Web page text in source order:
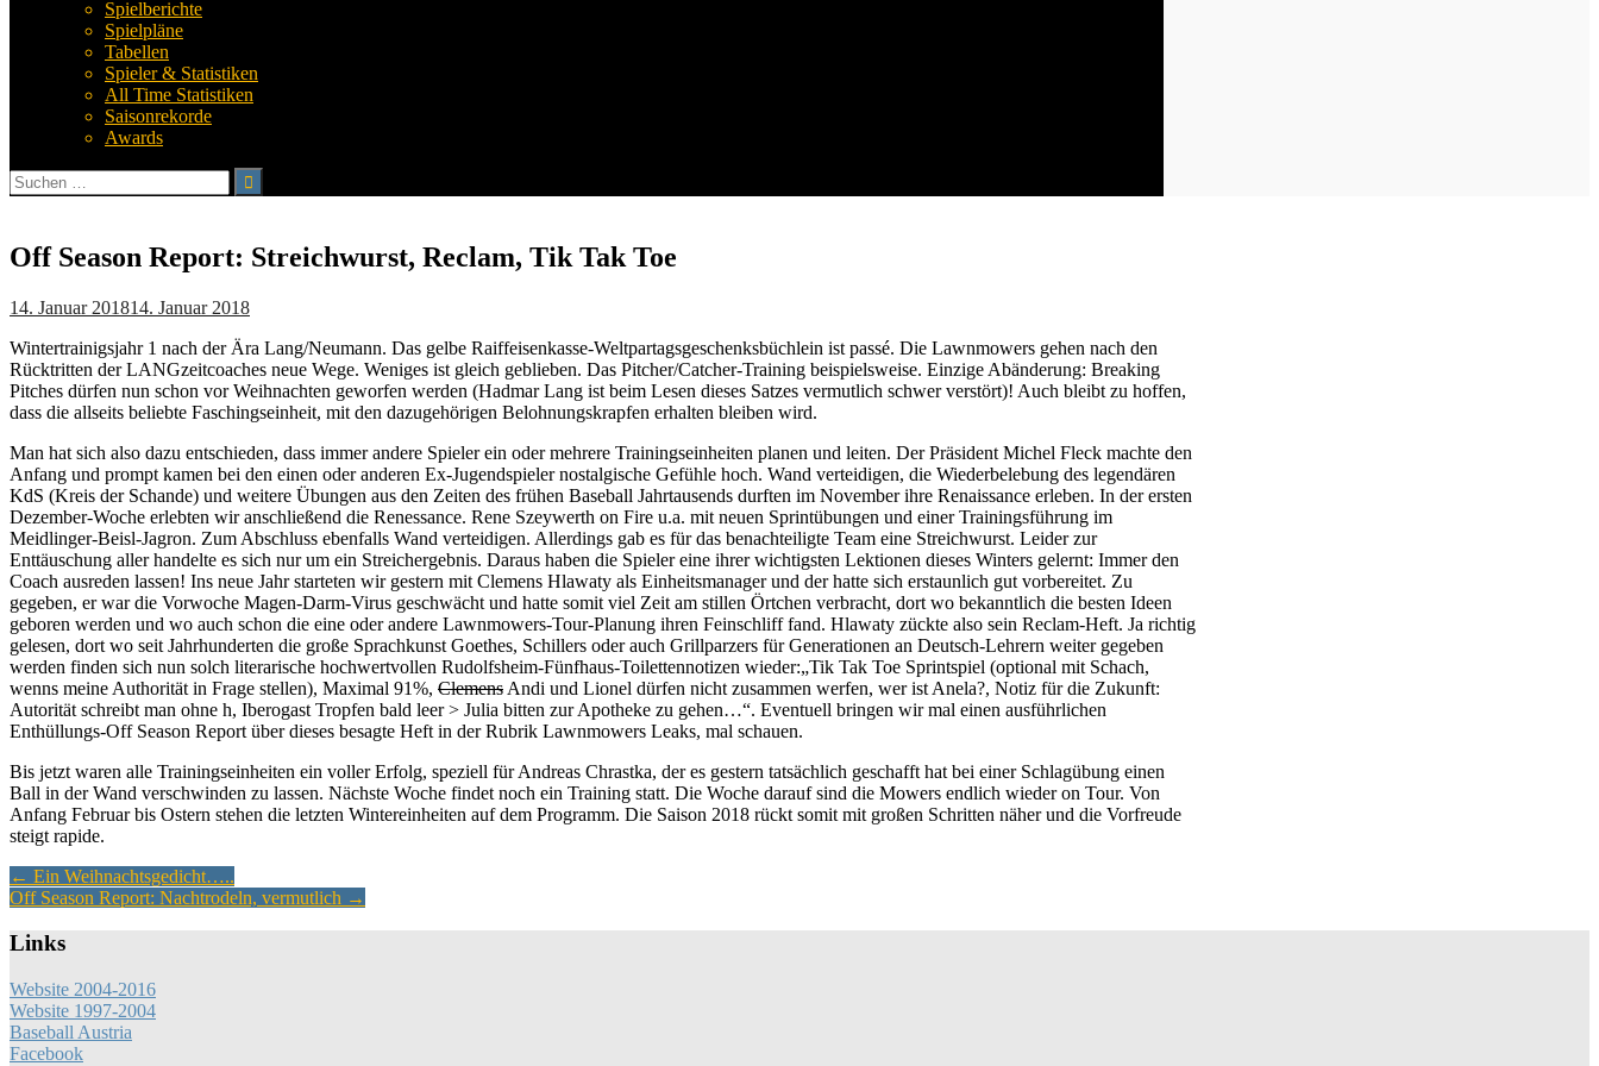
Spielberichte
Spielpläne
Tabellen
Spieler & Statistiken
All Time Statistiken
Saisonrekorde
Awards
Suchen
nach:
Off Season Report: Streichwurst, Reclam, Tik Tak Toe
14. Januar 201814. Januar 2018
Wintertrainigsjahr 1 nach der Ära Lang/Neumann. Das gelbe Raiffeisenkasse-Weltpartagsgeschenksbüchlein ist passé. Die Lawnmowers gehen nach den
Rücktritten der LANGzeitcoaches neue Wege. Weniges ist gleich geblieben. Das Pitcher/Catcher-Training beispielsweise. Einzige Abänderung: Breaking
Pitches dürfen nun schon vor Weihnachten geworfen werden (Hadmar Lang ist beim Lesen dieses Satzes vermutlich schwer verstört)! Auch bleibt zu hoffen,
dass die allseits beliebte Faschingseinheit, mit den dazugehörigen Belohnungskrapfen erhalten bleiben wird.
Man hat sich also dazu entschieden, dass immer andere Spieler ein oder mehrere Trainingseinheiten planen und leiten. Der Präsident Michel Fleck machte den
Anfang und prompt kamen bei den einen oder anderen Ex-Jugendspieler nostalgische Gefühle hoch. Wand verteidigen, die Wiederbelebung des legendären
KdS (Kreis der Schande) und weitere Übungen aus den Zeiten des frühen Baseball Jahrtausends durften im November ihre Renaissance erleben. In der ersten
Dezember-Woche erlebten wir anschließend die Renessance. Rene Szeywerth on Fire u.a. mit neuen Sprintübungen und einer Trainingsführung im
Meidlinger-Beisl-Jagron. Zum Abschluss ebenfalls Wand verteidigen. Allerdings gab es für das benachteiligte Team eine Streichwurst. Leider zur
Enttäuschung aller handelte es sich nur um ein Streichergebnis. Daraus haben die Spieler eine ihrer wichtigsten Lektionen dieses Winters gelernt: Immer den
Coach ausreden lassen! Ins neue Jahr starteten wir gestern mit Clemens Hlawaty als Einheitsmanager und der hatte sich erstaunlich gut vorbereitet. Zu
gegeben, er war die Vorwoche Magen-Darm-Virus geschwächt und hatte somit viel Zeit am stillen Örtchen verbracht, dort wo bekanntlich die besten Ideen
geboren werden und wo auch schon die eine oder andere Lawnmowers-Tour-Planung ihren Feinschliff fand. Hlawaty zückte also sein Reclam-Heft. Ja richtig
gelesen, dort wo seit Jahrhunderten die große Sprachkunst Goethes, Schillers oder auch Grillparzers für Generationen an Deutsch-Lehrern weiter gegeben
werden finden sich nun solch literarische hochwertvollen Rudolfsheim-Fünfhaus-Toilettennotizen wieder:„Tik Tak Toe Sprintspiel (optional mit Schach,
wenns meine Authorität in Frage stellen), Maximal 91%, Clemens Andi und Lionel dürfen nicht zusammen werfen, wer ist Anela?, Notiz für die Zukunft:
Autorität schreibt man ohne h, Iberogast Tropfen bald leer > Julia bitten zur Apotheke zu gehen…“. Eventuell bringen wir mal einen ausführlichen
Enthüllungs-Off Season Report über dieses besagte Heft in der Rubrik Lawnmowers Leaks, mal schauen.
Bis jetzt waren alle Trainingseinheiten ein voller Erfolg, speziell für Andreas Chrastka, der es gestern tatsächlich geschafft hat bei einer Schlagübung einen
Ball in der Wand verschwinden zu lassen. Nächste Woche findet noch ein Training statt. Die Woche darauf sind die Mowers endlich wieder on Tour. Von
Anfang Februar bis Ostern stehen die letzten Wintereinheiten auf dem Programm. Die Saison 2018 rückt somit mit großen Schritten näher und die Vorfreude
steigt rapide.
Artikel-
Navigation
← Ein Weihnachtsgedicht…..
Off Season Report: Nachtrodeln, vermutlich →
Links
Website 2004-2016
Website 1997-2004
Baseball Austria
Facebook